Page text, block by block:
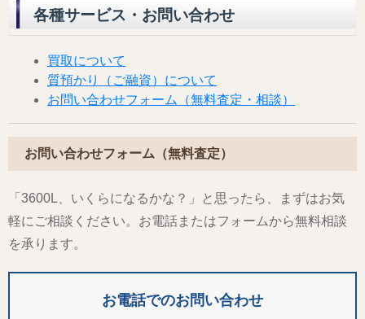
各種サービス・お問い合わせ
買取について
質預かり（ご融資）について
お問い合わせフォーム（無料査定・相談）
お問い合わせフォーム（無料査定）
「3600L、いくらになるかな？」と思ったら、まずはお気
軽にご相談ください。お電話またはフォームから無料相談
を承ります。
お電話でのお問い合わせ